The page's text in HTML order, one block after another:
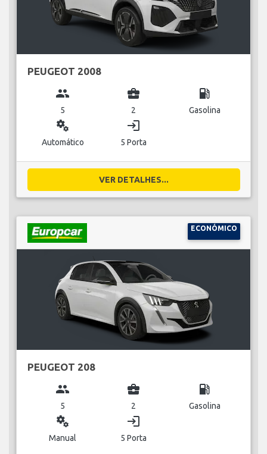
PEUGEOT 2008
group
5
business_center
2
local_gas_station
Gasolina
miscellaneous_services
Automático
login
5 Porta
VER DETALHES...
ECONÓMICO
PEUGEOT 208
group
5
business_center
2
local_gas_station
Gasolina
miscellaneous_services
Manual
login
5 Porta